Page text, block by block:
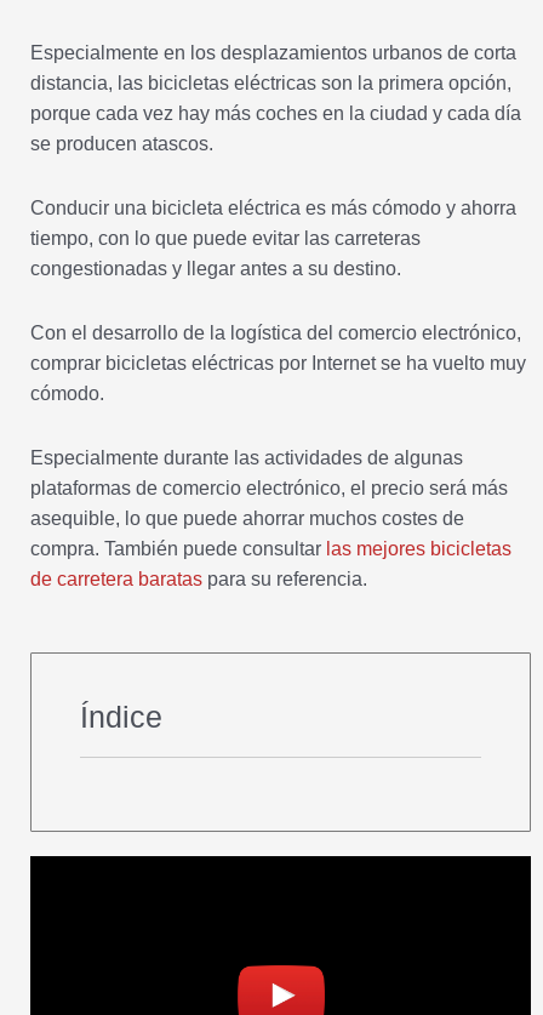
Especialmente en los desplazamientos urbanos de corta
distancia, las bicicletas eléctricas son la primera opción,
porque cada vez hay más coches en la ciudad y cada día
se producen atascos.
Conducir una bicicleta eléctrica es más cómodo y ahorra
tiempo, con lo que puede evitar las carreteras
congestionadas y llegar antes a su destino.
Con el desarrollo de la logística del comercio electrónico,
comprar bicicletas eléctricas por Internet se ha vuelto muy
cómodo.
Especialmente durante las actividades de algunas
plataformas de comercio electrónico, el precio será más
asequible, lo que puede ahorrar muchos costes de
compra. También puede consultar las mejores bicicletas
de carretera baratas para su referencia.
Índice